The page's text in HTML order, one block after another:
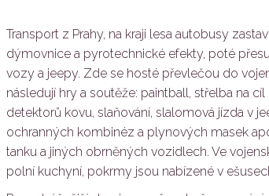
Transport z Prahy, na kraji lesa autobusy
dýmovnice a pyrotechnické efekty, poté
vozy a jeepy. Zde se hosté převlečou do
následují hry a soutěže: paintball, střelba na
detektorů kovu, slaňování, slalomová jízda v
ochranných kombinéz a plynových masek
tanku a jiných obrněných vozidlech. Ve
polní kuchyní, pokrmy jsou nabízené v